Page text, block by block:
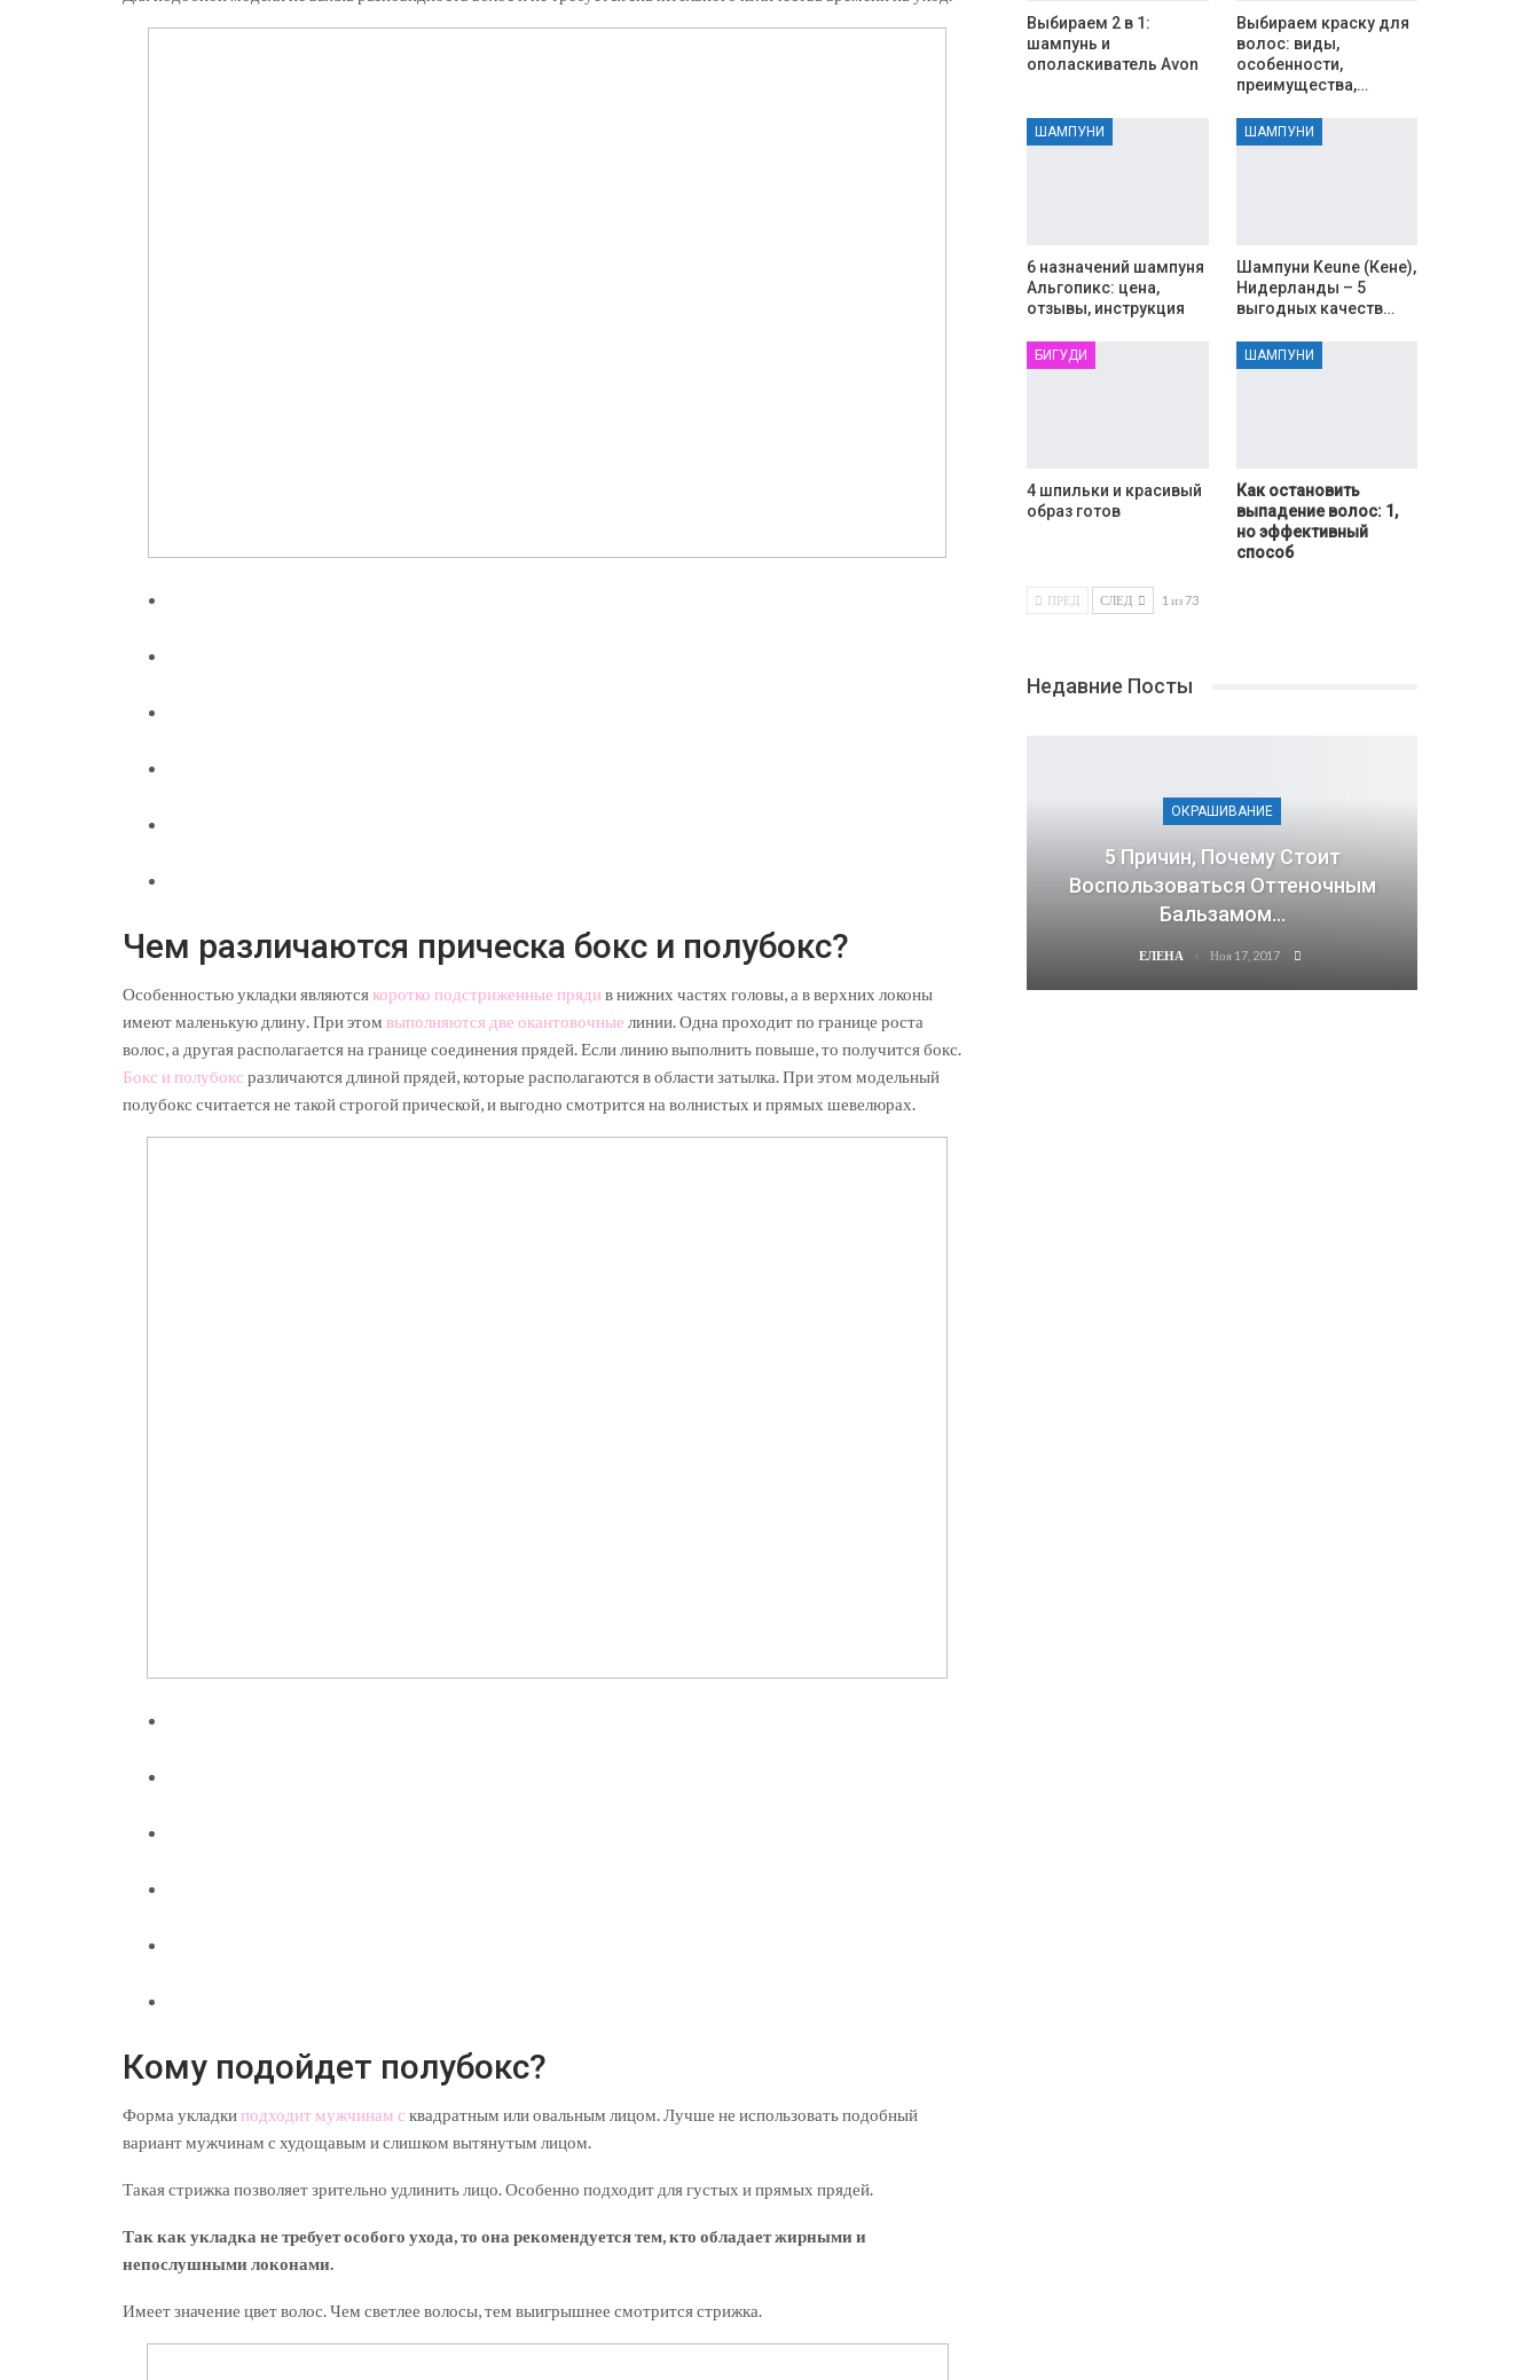
Чем различаются прическа бокс и полубокс?
Особенностью укладки являютсякоротко подстриженные пряди в нижних частях головы, а в верхних локоны
имеют маленькую длину. При этом выполняются две окантовочные линии. Одна проходит по границе роста
волос, а другая располагается на границе соединения прядей. Если линию выполнить повыше, то получится бокс.
Бокс и полубокс различаются длиной прядей, которые располагаются в области затылка. При этом модельный
полубокс считается не такой строгой прической, и выгодно смотрится на волнистых и прямых шевелюрах.
Кому подойдет полубокс?
Форма укладкиподходит мужчинам с квадратным или овальным лицом. Лучше не использовать подобный
вариант мужчинам с худощавым и слишком вытянутым лицом.
Такая стрижка позволяет зрительно удлинить лицо. Особенно подходит для густых и прямых прядей.
Так как укладка не требует особого ухода, то она рекомендуется тем, кто обладает жирными и
непослушными локонами.
Имеет значение цвет волос. Чем светлее волосы, тем выигрышнее смотрится стрижка.
Выбираем 2 в 1:
шампунь и
ополаскиватель Avon
Выбираем краску для
волос: виды,
особенности,
преимущества,…
ШАМПУНИ
6 назначений шампуня
Альгопикс: цена,
отзывы, инструкция
ШАМПУНИ
Шампуни Keune (Кене),
Нидерланды – 5
выгодных качеств…
БИГУДИ
4 шпильки и красивый
образ готов
ШАМПУНИ
Как остановить
выпадение волос: 1,
но эффективный
способ
ПРЕД СЛЕД 1 из 73
Недавние Посты
ОКРАШИВАНИЕ
5 Причин, Почему Стоит
Воспользоваться Оттеночным
Бальзамом…
ЕЛЕНА Ноя 17, 2017